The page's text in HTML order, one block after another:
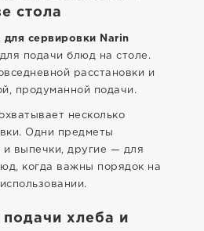
стола
для сервировки Narin
подачи блюд на столе.
расстановки и
продуманной подачи.
несколько
Одни предметы
и выпечки, другие — для
когда важны порядок на
подачи хлеба и